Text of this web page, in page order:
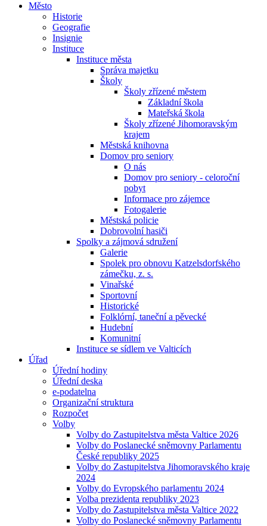
Město
Historie
Geografie
Insignie
Instituce
Instituce města
Správa majetku
Školy
Školy zřízené městem
Základní škola
Mateřská škola
Školy zřízené Jihomoravským
krajem
Městská knihovna
Domov pro seniory
O nás
Domov pro seniory - celoroční
pobyt
Informace pro zájemce
Fotogalerie
Městská policie
Dobrovolní hasiči
Spolky a zájmová sdružení
Galerie
Spolek pro obnovu Katzelsdorfského
zámečku, z. s.
Vinařské
Sportovní
Historické
Folklórní, taneční a pěvecké
Hudební
Komunitní
Instituce se sídlem ve Valticích
Úřad
Úřední hodiny
Úřední deska
e-podatelna
Organizační struktura
Rozpočet
Volby
Volby do Zastupitelstva města Valtice 2026
Volby do Poslanecké sněmovny Parlamentu
České republiky 2025
Volby do Zastupitelstva Jihomoravského kraje
2024
Volby do Evropského parlamentu 2024
Volba prezidenta republiky 2023
Volby do Zastupitelstva města Valtice 2022
Volby do Poslanecké sněmovny Parlamentu